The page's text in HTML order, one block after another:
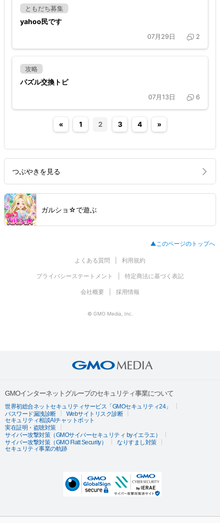
ともだち募集
yahoo民です
07月29日 2
攻略
パズル交換トピ
07月13日 6
« 1 2 3 4 »
つぶやきを見る
ガルショ☆で遊ぶ
▲このページのトップへ
よくある質問 利用規約
プライバシーステートメント 特定商法に基づく表記
会社概要 採用情報
© GMO Media, Inc.
GMOインターネットグループのセキュリティ事業について
世界初総合ネットセキュリティサービス「GMOセキュリティ24」
パスワード漏洩診断
Webサイトリスク診断
セキュリティ相談AIチャットボット
実在証明・盗聴対策
サイバー攻撃対策（GMOサイバーセキュリティ byイエラエ）
サイバー攻撃対策（GMO Flatt Security）
なりすまし対策
セキュリティ事業の軌跡